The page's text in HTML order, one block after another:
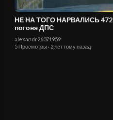
НЕ НА ТОГО НАРВАЛИСЬ 472 Пацаны на жигулях
погоня ДПС
alexandr26071959
5 Просмотры · 2 лет тому назад